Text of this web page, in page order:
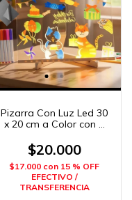
Pizarra Con Luz Led 30
x 20 cm a Color con 7
$20.000
$17.000 con 15 % OFF
EFECTIVO /
TRANSFERENCIA